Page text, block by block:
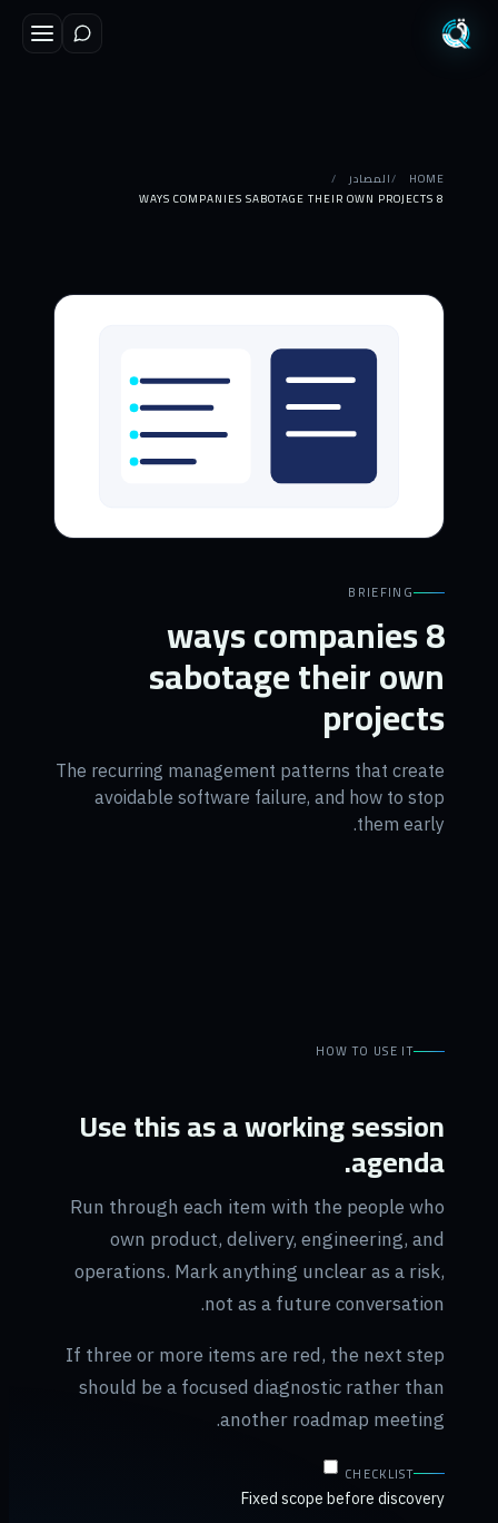
HOME
المصادر
8 WAYS COMPANIES SABOTAGE THEIR OWN PROJECTS
BRIEFING
8 ways companies
sabotage their own
projects
The recurring management patterns that create
avoidable software failure, and how to stop
them early.
HOW TO USE IT
Use this as a working session
agenda.
Run through each item with the people who
own product, delivery, engineering, and
operations. Mark anything unclear as a risk,
not as a future conversation.
If three or more items are red, the next step
should be a focused diagnostic rather than
another roadmap meeting.
CHECKLIST
Fixed scope before discovery